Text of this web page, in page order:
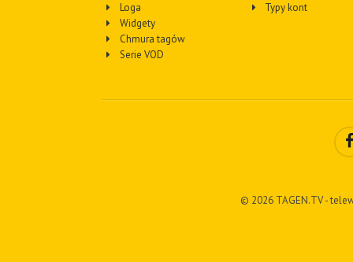
Loga
Widgety
Chmura tagów
Serie VOD
Typy kont
© 2026 TAGEN.TV -